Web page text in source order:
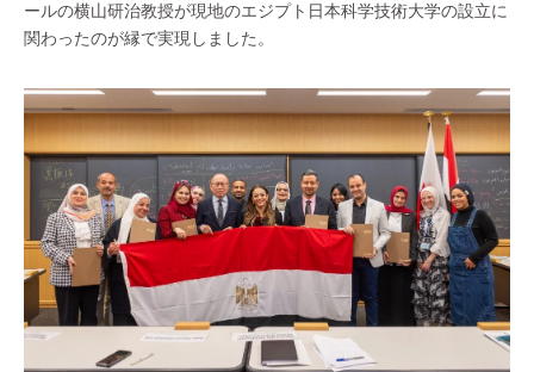
ールの横山研治教授が現地のエジプト日本科学技術大学の設立に
関わったのが縁で実現しました。